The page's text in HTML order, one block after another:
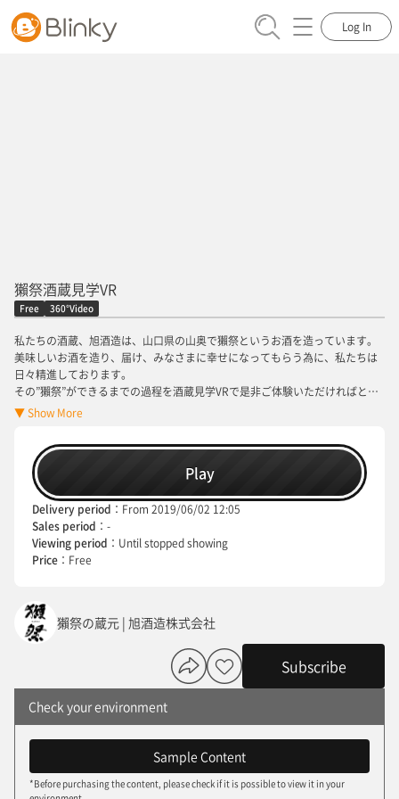
Log In
獺祭酒蔵見学VR
Free 360°Video
私たちの酒蔵、旭酒造は、山口県の山奥で獺祭というお酒を造っています。
美味しいお酒を造り、届け、みなさまに幸せになってもらう為に、私たちは
日々精進しております。
その”獺祭”ができるまでの過程を酒蔵見学VRで是非ご体験いただければと思
います。
▼ Show More
Play
Delivery period
From 2019/06/02 12:05
Sales period
-
Viewing period
Until stopped showing
Price
Free
獺祭の蔵元 | 旭酒造株式会社
Subscribe
Check your environment
Sample Content
*Before purchasing the content, please check if it is possible to view it in your